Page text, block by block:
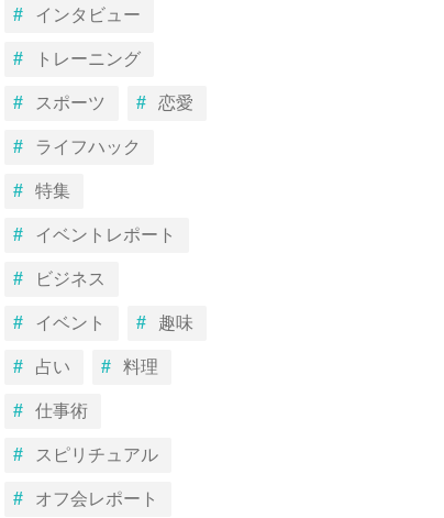
インタビュー
トレーニング
スポーツ 恋愛
ライフハック
特集
イベントレポート
ビジネス
イベント 趣味
占い 料理
仕事術
スピリチュアル
オフ会レポート